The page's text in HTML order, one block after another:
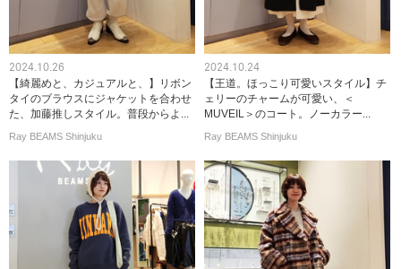
2024.10.26
【綺麗めと、カジュアルと、】リボン
タイのブラウスにジャケットを合わせ
た、加藤推しスタイル。普段からよ...
Ray BEAMS Shinjuku
2024.10.24
【王道。ほっこり可愛いスタイル】チ
ェリーのチャームが可愛い、＜
MUVEIL＞のコート。ノーカラー...
Ray BEAMS Shinjuku